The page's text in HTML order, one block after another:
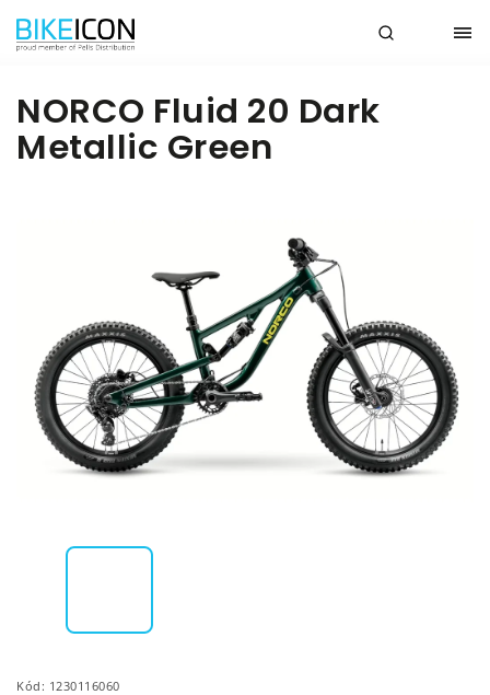
NORCO Fluid 20 Dark
Metallic Green
Kód: 1230116060